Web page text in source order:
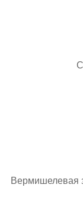
Вермишелевая